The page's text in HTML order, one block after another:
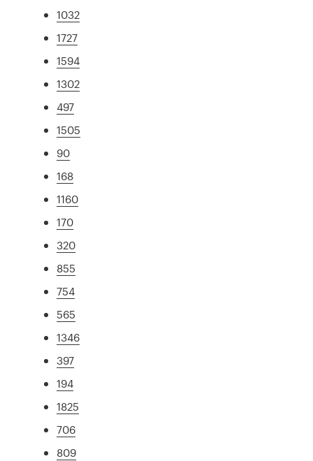
1032
1727
1594
1302
497
1505
90
168
1160
170
320
855
754
565
1346
397
194
1825
706
809